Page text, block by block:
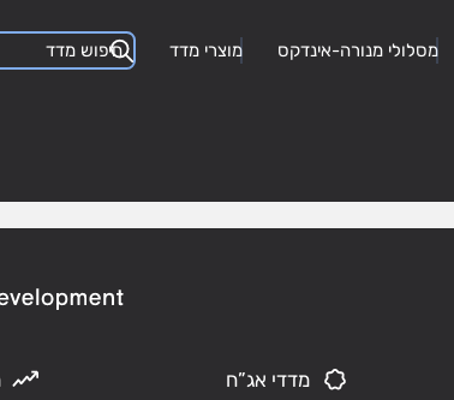
מסלולי מנורה-אינדקס מוצרי מדד
מדדי אג”ח